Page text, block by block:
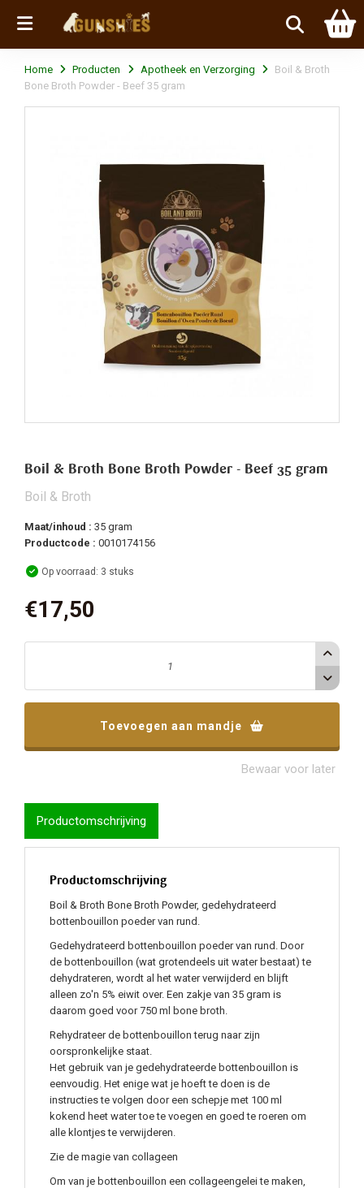
Menu
Home Producten Apotheek en Verzorging
Boil & Broth
Bone Broth Powder - Beef 35 gram
Boil & Broth Bone Broth Powder - Beef 35 gram
Boil & Broth
Maat/inhoud : 35 gram
Productcode : 0010174156
Op voorraad: 3 stuks
€17,50
Toevoegen aan mandje
Toegevoegd aan mandjeBewaar voor later
Productomschrijving
Productomschrijving
Boil & Broth Bone Broth Powder, gedehydrateerd
bottenbouillon poeder van rund.
Gedehydrateerd bottenbouillon poeder van rund. Door
de bottenbouillon (wat grotendeels uit water bestaat) te
dehydrateren, wordt al het water verwijderd en blijft
alleen zo'n 5% eiwit over. Een zakje van 35 gram is
daarom goed voor 750 ml bone broth.
Rehydrateer de bottenbouillon terug naar zijn
oorspronkelijke staat.
Het gebruik van je gedehydrateerde bottenbouillon is
eenvoudig. Het enige wat je hoeft te doen is de
instructies te volgen door een schepje met 100 ml
kokend heet water toe te voegen en goed te roeren om
alle klontjes te verwijderen.
Zie de magie van collageen
Om van je bottenbouillon een collageengelei te maken,